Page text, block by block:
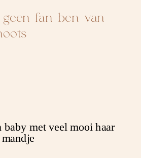
geen fan ben van